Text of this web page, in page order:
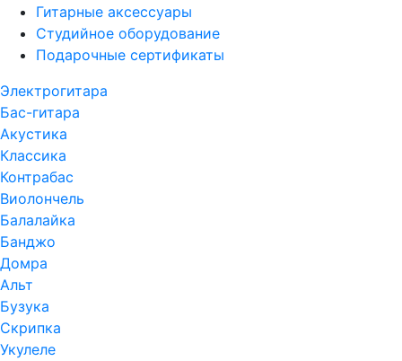
Гитарные аксессуары
Студийное оборудование
Подарочные сертификаты
Электрогитара
Бас-гитара
Акустика
Классика
Контрабас
Виолончель
Балалайка
Банджо
Домра
Альт
Бузука
Скрипка
Укулеле